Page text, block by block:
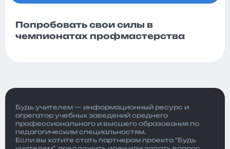
Попробовать свои силы в
чемпионатах профмастерства
Будь учителем — информационный ресурс и
агрегатор учебных заведений среднего
профессионального и высшего образования по
педагогическим специальностям.
Если вы хотите стать партнером проекта "Будь